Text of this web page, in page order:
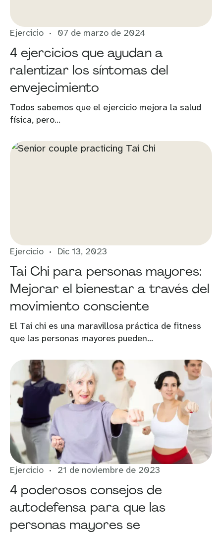
Ejercicio 07 de marzo de 2024
4 ejercicios que ayudan a
ralentizar los síntomas del
envejecimiento
Todos sabemos que el ejercicio mejora la salud
física, pero...
Ejercicio Dic 13, 2023
Tai Chi para personas mayores:
Mejorar el bienestar a través del
movimiento consciente
El Tai chi es una maravillosa práctica de fitness
que las personas mayores pueden...
Ejercicio 21 de noviembre de 2023
4 poderosos consejos de
autodefensa para que las
personas mayores se